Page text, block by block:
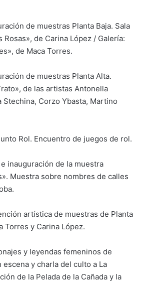
de muestras Planta Baja. Sala
Rosas», de Carina López / Galería:
de Maca Torres.
de muestras Planta Alta.
de las artistas Antonella
Stechina, Corzo Ybasta, Martino
Rol. Encuentro de juegos de rol.
e inauguración de la muestra
Muestra sobre nombres de calles
artística de muestras de Planta
Torres y Carina López.
y leyendas femeninos de
escena y charla del culto a La
de la Pelada de la Cañada y la